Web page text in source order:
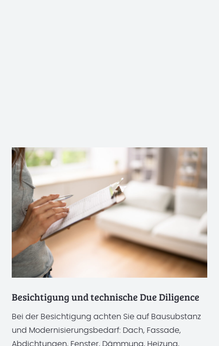
Besichtigung und technische Due Diligence
Bei der Besichtigung achten Sie auf Bausubstanz
und Modernisierungsbedarf: Dach, Fassade,
Abdichtungen, Fenster, Dämmung, Heizung,